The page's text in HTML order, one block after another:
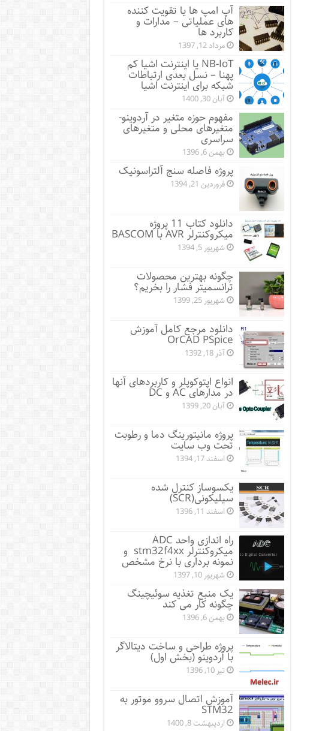
آپ امپ ها یا تقویت کننده
های عملیاتی – مدارات و
کاربرد ها
مرداد 12, 1397
NB-IoT یا اینترنت اشیا کم
پهنا – نسل بعدی ارتباطات
شبکه برای اینترنت اشیا
آبان 30, 1400
مفهوم حوزه متغیر در آردوینو-
متغیرهای محلی و متغیرهای
سراسری
بهمن 6, 1396
پروژه فاصله سنج آلتراسونیک
فروردین 21, 1394
دانلود کتاب 11 پروژه
میکروکنترلر AVR با BASCOM
شهریور 5, 1394
چگونه بهترین محصولات
ترانسمیتر فشار را بخریم؟
شهریور 25, 1399
دانلود مرجع کامل آموزش
OrCAD PSpice
آذر 18, 1392
انواع اپتوکوپلر و کاربردهای آنها
در مدارهای AC و DC
آبان 20, 1399
پروژه مانيتورينگ دما و رطوبت
تحت وب سایت
اسفند 17, 1394
یکسوساز کنترل شده
سیلیکونی(SCR)
اسفند 11, 1396
راه اندازی واحد ADC
میکروکنترلر stm32f4xx و
نمونه برداری با نرخ مشخص
شهریور 10, 1397
یک منبع تغذیه سوئیچینگ
چگونه کار می کند
بهمن 6, 1396
پروژه طراحی و ساخت دیتالاگر
با آردوینو (بخش اول)
تیر 10, 1396
آموزش اتصال سروو موتور به
STM32
اردیبهشت 8, 1400